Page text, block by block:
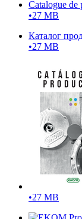
Catalogue de
•27 MB
Каталог
•27 MB
•27 MB